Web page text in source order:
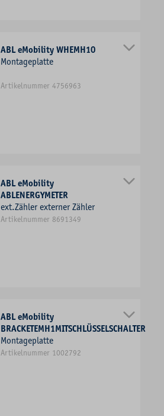
ABL eMobility WHEMH10
Montageplatte
Artikelnummer 4756963
ABL eMobility
ABLENERGYMETER
ext.Zähler externer Zähler
Artikelnummer 8691349
ABL eMobility
BRACKETEMH1MITSCHLÜSSELSCHALTER
Montageplatte
Artikelnummer 1002792